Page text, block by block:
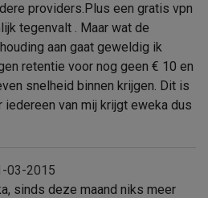
providers.Plus een gratis vpn
tegenvalt . Maar wat de
aan gaat geweldig ik
retentie voor nog geen € 10 en
snelheid binnen krijgen. Dit is
iedereen van mij krijgt eweka dus
03-2015
sinds deze maand niks meer